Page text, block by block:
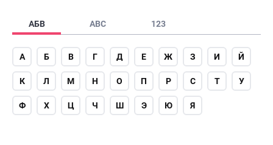
АБВ ABC 123
А Б В Г Д Е Ж З И Й
К Л М Н О П Р С Т У
Ф Х Ц Ч Ш Э Ю Я